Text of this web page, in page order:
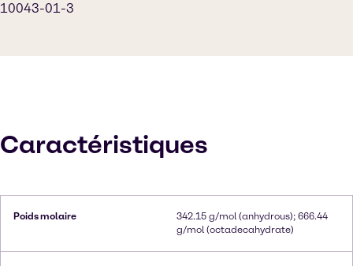
10043-01-3
Caractéristiques
Poids molaire
342.15 g/mol (anhydrous); 666.44
g/mol (octadecahydrate)